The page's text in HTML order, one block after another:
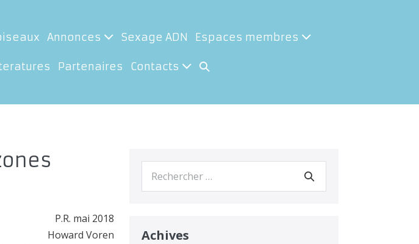
Annonces Sexage ADN Espaces membres
Partenaires Contacts
Basculer
P.R. mai 2018
Howard Voren
Achives